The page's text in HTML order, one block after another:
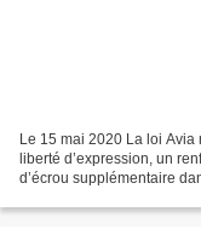
Le 15 mai 2020 La loi
liberté d’expression, un
d’écrou supplémentaire